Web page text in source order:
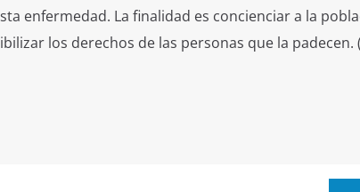
enfermedad. La finalidad es concienciar a la
los derechos de las personas que la padecen.